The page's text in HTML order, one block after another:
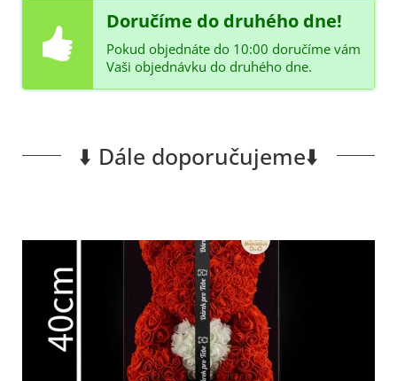
Doručíme do druhého dne!
Pokud objednáte do 10:00 doručíme vám
Vaši objednávku do druhého dne.
⬇️ Dále doporučujeme⬇️